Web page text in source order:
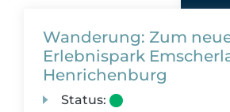
Wanderung: Zum
Erlebnispark
Henrichenburg
Status: